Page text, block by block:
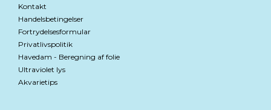
Kontakt
Handelsbetingelser
Fortrydelsesformular
Privatlivspolitik
Havedam - Beregning af folie
Ultraviolet lys
Akvarietips